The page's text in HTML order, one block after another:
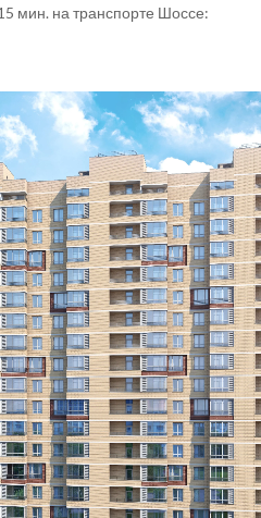
мин. на транспорте Шоссе: